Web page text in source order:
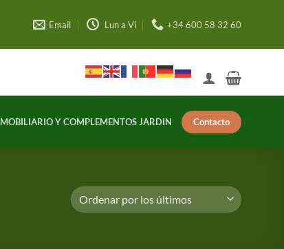
Email Lun a Vi +34 600 58 32 60
MOBILIARIO Y COMPLEMENTOS JARDIN Contacto